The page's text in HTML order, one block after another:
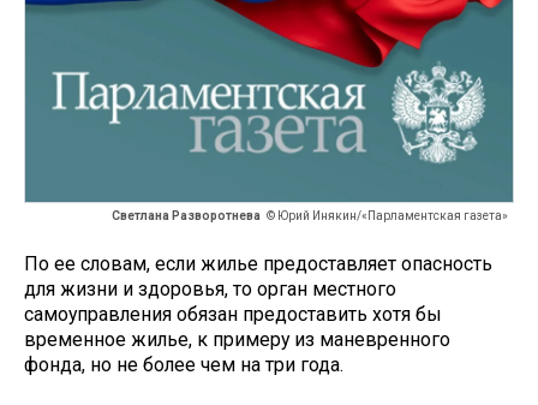
Светлана Разворотнева © Юрий Инякин/«Парламентская газета»
По ее словам, если жилье предоставляет опасность
для жизни и здоровья, то орган местного
самоуправления обязан предоставить хотя бы
временное жилье, к примеру из маневренного
фонда, но не более чем на три года.